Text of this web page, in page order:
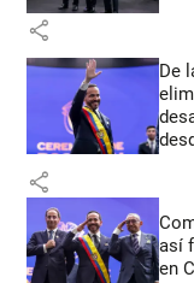
share
De
share
así
en